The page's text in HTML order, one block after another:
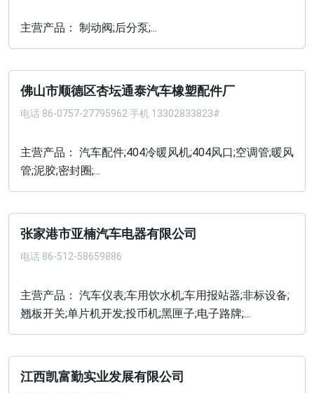
主营产品： 制动阀;后分泵;...
佛山市顺德区杏坛通泰汽车橡塑配件厂
电话 86-0757-27795962 手机 13302833823#
主营产品： 汽车配件;404冷暖风机;404风口;空调管;暖风
管;泥胶;密封圈;...
张家港市亚楠汽车电器有限公司
电话 86-512-58659886
主营产品： 汽车仪表;车用饮水机;车用报站器;非标设备;
翘板开关;单片机开发;投币机;黑匣子;电子路牌;...
江西凯富勤实业发展有限公司